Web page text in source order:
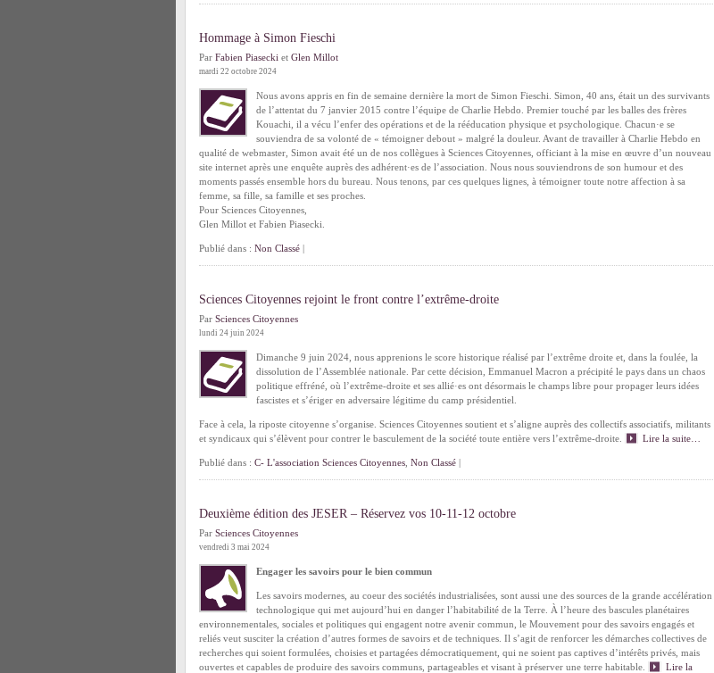
Hommage à Simon Fieschi
Par Fabien Piasecki et Glen Millot
mardi 22 octobre 2024
Nous avons appris en fin de semaine dernière la mort de Simon Fieschi. Simon, 40 ans, était un des survivants
de l’attentat du 7 janvier 2015 contre l’équipe de Charlie Hebdo. Premier touché par les balles des frères
Kouachi, il a vécu l’enfer des opérations et de la rééducation physique et psychologique. Chacun·e se
souviendra de sa volonté de « témoigner debout » malgré la douleur. Avant de travailler à Charlie Hebdo en
qualité de webmaster, Simon avait été un de nos collègues à Sciences Citoyennes, officiant à la mise en œuvre d’un nouveau
site internet après une enquête auprès des adhérent·es de l’association. Nous nous souviendrons de son humour et des
moments passés ensemble hors du bureau. Nous tenons, par ces quelques lignes, à témoigner toute notre affection à sa
femme, sa fille, sa famille et ses proches.
Pour Sciences Citoyennes,
Glen Millot et Fabien Piasecki.
Publié dans : Non Classé |
Sciences Citoyennes rejoint le front contre l’extrême-droite
Par Sciences Citoyennes
lundi 24 juin 2024
Dimanche 9 juin 2024, nous apprenions le score historique réalisé par l’extrême droite et, dans la foulée, la
dissolution de l’Assemblée nationale. Par cette décision, Emmanuel Macron a précipité le pays dans un chaos
politique effréné, où l’extrême-droite et ses allié·es ont désormais le champs libre pour propager leurs idées
fascistes et s’ériger en adversaire légitime du camp présidentiel.
Face à cela, la riposte citoyenne s’organise. Sciences Citoyennes soutient et s’aligne auprès des collectifs associatifs, militants
et syndicaux qui s’élèvent pour contrer le basculement de la société toute entière vers l’extrême-droite.
Lire la suite…
Publié dans : C- L'association Sciences Citoyennes Non Classé |
Deuxième édition des JESER – Réservez vos 10-11-12 octobre
Par Sciences Citoyennes
vendredi 3 mai 2024
Engager les savoirs pour le bien commun
Les savoirs modernes, au coeur des sociétés industrialisées, sont aussi une des sources de la grande accélération
technologique qui met aujourd’hui en danger l’habitabilité de la Terre. À l’heure des bascules planétaires
environnementales, sociales et politiques qui engagent notre avenir commun, le Mouvement pour des savoirs engagés et
reliés veut susciter la création d’autres formes de savoirs et de techniques. Il s’agit de renforcer les démarches collectives de
recherches qui soient formulées, choisies et partagées démocratiquement, qui ne soient pas captives d’intérêts privés, mais
ouvertes et capables de produire des savoirs communs, partageables et visant à préserver une terre habitable.
Lire la